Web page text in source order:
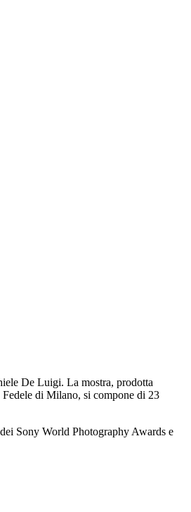
De Luigi. La mostra, prodotta
di Milano, si compone di 23
Sony World Photography Awards e